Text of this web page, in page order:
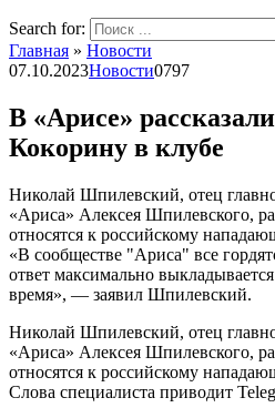
Search for:
Главная » Новости
07.10.2023Новости0797
В «Арисе»
Кокорину в клубе
Николай Шпилевский, отец
«Ариса» Алексея Шпилевского,
относятся к российскому
«В сообществе "Ариса" все
ответ максимально
время», — заявил Шпилевский.
Николай Шпилевский, отец
«Ариса» Алексея Шпилевского,
относятся к российскому
Слова специалиста приводит